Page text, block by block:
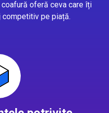
oferă ceva care îți
competitiv pe piață.